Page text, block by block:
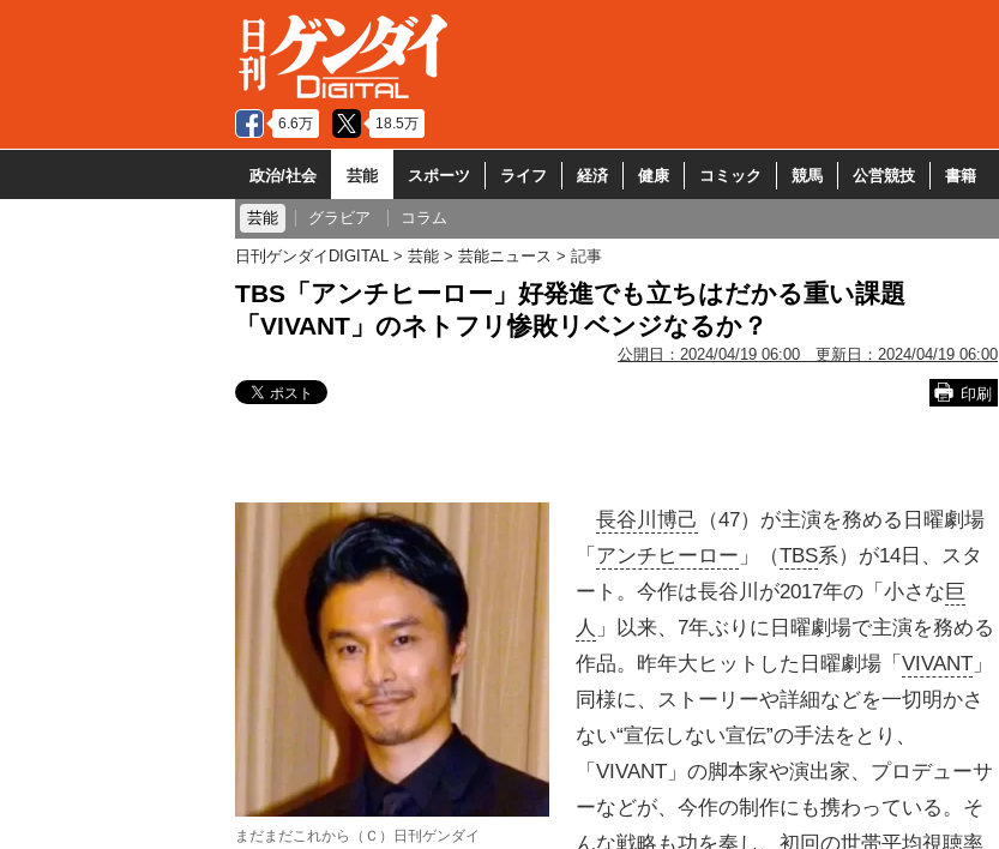
6.6万 18.5万
政治/社会 芸能 スポーツ ライフ 経済 健康 コミック 競馬 公営競技 書籍
芸能 グラビア コラム
日刊ゲンダイDIGITAL 芸能 芸能ニュース 記事
TBS「アンチヒーロー」好発進でも立ちはだかる重い課題
「VIVANT」のネトフリ惨敗リベンジなるか？
公開日： 2024/04/19 06:00 更新日： 2024/04/19 06:00
印刷
まだまだこれから（Ｃ）日刊ゲンダイ
長谷川博己
（47）が主演を務める日曜劇場
「 アンチヒーロー 」（TBS系）が14日、スタ
ート。今作は長谷川が2017年の「小さな巨
人 」以来、7年ぶりに日曜劇場で主演を務める
作品。昨年大ヒットした日曜劇場「 VIVANT 」
同様に、ストーリーや詳細などを一切明かさ
ない“宣伝しない宣伝”の手法をとり、
「VIVANT」の脚本家や演出家、プロデューサ
ーなどが、今作の制作にも携わっている。そ
んな戦略も功を奏し、初回の世帯平均視聴率